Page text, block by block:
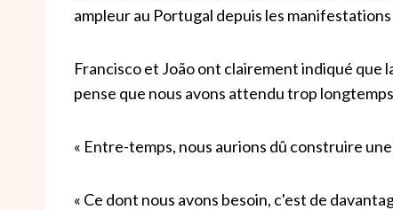
ampleur au Portugal depuis les
Francisco et João ont clairement indiqué
pense que nous avons attendu trop
« Entre-temps, nous aurions dû construire
« Ce dont nous avons besoin, c'est de